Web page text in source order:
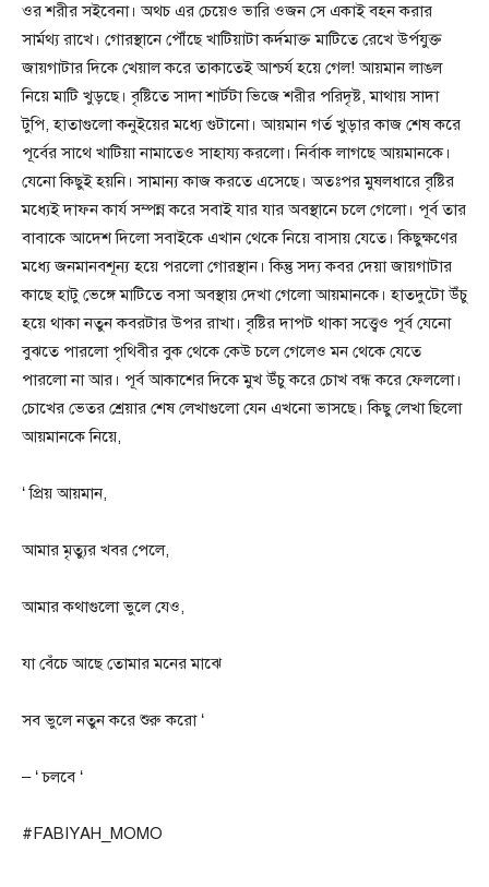
ওর শরীর সইবেনা। অথচ এর চেয়েও ভারি ওজন সে একাই বহন করার
সার্মথ্য রাখে। গোরস্থানে পৌঁছে খাটিয়াটা কর্দমাক্ত মাটিতে রেখে উর্পযুক্ত
জায়গাটার দিকে খেয়াল করে তাকাতেই আশ্চর্য হয়ে গেল! আয়মান লাঙল
নিয়ে মাটি খুড়ছে। বৃষ্টিতে সাদা শার্টটা ভিজে শরীর পরিদৃষ্ট, মাথায় সাদা
টুপি, হাতাগুলো কনুইয়ের মধ্যে গুটানো। আয়মান গর্ত খুড়ার কাজ শেষ করে
পূর্বের সাথে খাটিয়া নামাতেও সাহায্য করলো। নির্বাক লাগছে আয়মানকে।
যেনো কিছুই হয়নি। সামান্য কাজ করতে এসেছে। অতঃপর মুষলধারে বৃষ্টির
মধ্যেই দাফন কার্য সম্পন্ন করে সবাই যার যার অবস্থানে চলে গেলো। পূর্ব তার
বাবাকে আদেশ দিলো সবাইকে এখান থেকে নিয়ে বাসায় যেতে। কিছুক্ষণের
মধ্যে জনমানবশূন্য হয়ে পরলো গোরস্থান। কিন্তু সদ্য কবর দেয়া জায়গাটার
কাছে হাটু ভেঙ্গে মাটিতে বসা অবস্থায় দেখা গেলো আয়মানকে। হাতদুটো উঁচু
হয়ে থাকা নতুন কবরটার উপর রাখা। বৃষ্টির দাপট থাকা সত্ত্বেও পূর্ব যেনো
বুঝতে পারলো পৃথিবীর বুক থেকে কেউ চলে গেলেও মন থেকে যেতে
পারলো না আর। পূর্ব আকাশের দিকে মুখ উঁচু করে চোখ বন্ধ করে ফেললো।
চোখের ভেতর শ্রেয়ার শেষ লেখাগুলো যেন এখনো ভাসছে। কিছু লেখা ছিলো
আয়মানকে নিয়ে,
‘ প্রিয় আয়মান,
আমার মৃত্যুর খবর পেলে,
আমার কথাগুলো ভুলে যেও,
যা বেঁচে আছে তোমার মনের মাঝে
সব ভুলে নতুন করে শুরু করো ‘
– ‘ চলবে ‘
#FABIYAH_MOMO